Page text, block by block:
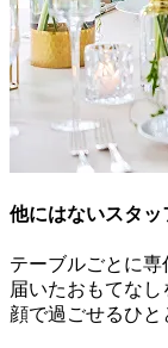
他にはないスタッ
テーブルごとに
届いたおもてな
顔で過ごせるひと